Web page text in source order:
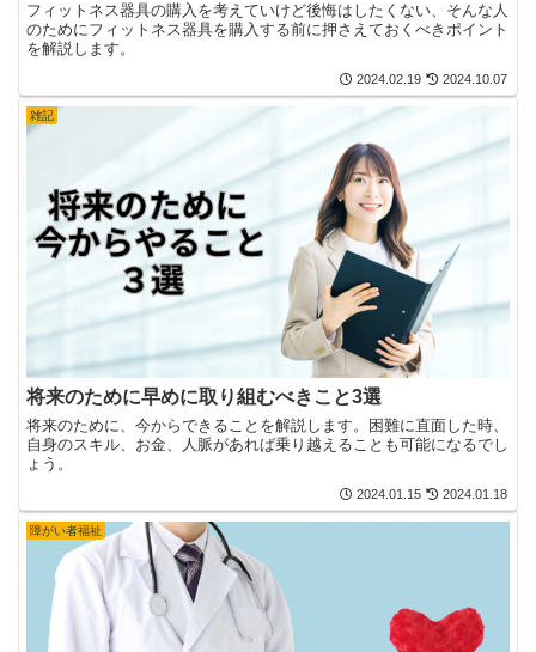
フィットネス器具の購入を考えていけど後悔はしたくない、そんな人
のためにフィットネス器具を購入する前に押さえておくべきポイント
を解説します。
2024.02.19 2024.10.07
雑記
将来のために早めに取り組むべきこと3選
将来のために、今からできることを解説します。困難に直面した時、
自身のスキル、お金、人脈があれば乗り越えることも可能になるでし
ょう。
2024.01.15 2024.01.18
障がい者福祉